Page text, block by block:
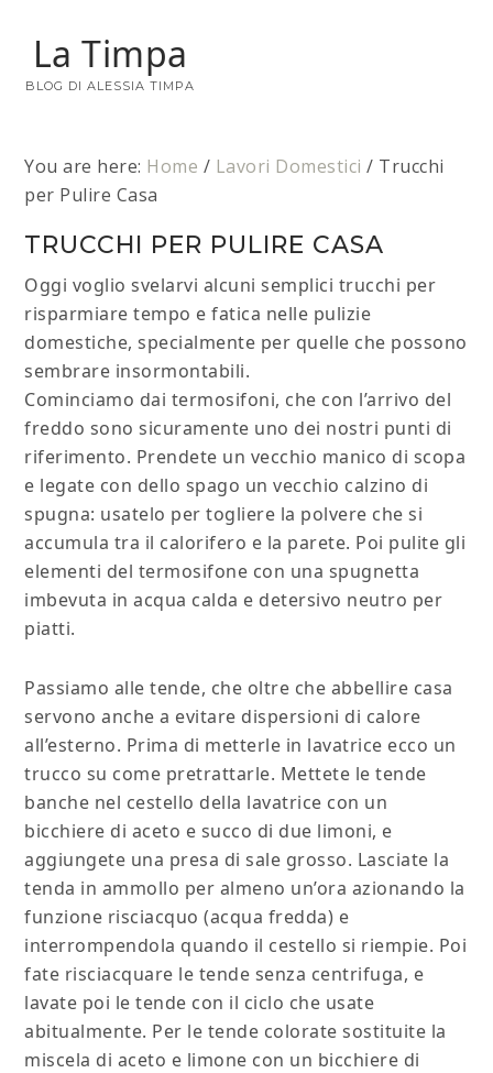
La Timpa
BLOG DI ALESSIA TIMPA
You are here: Home / Lavori Domestici / Trucchi
per Pulire Casa
TRUCCHI PER PULIRE CASA
Oggi voglio svelarvi alcuni semplici trucchi per
risparmiare tempo e fatica nelle pulizie
domestiche, specialmente per quelle che possono
sembrare insormontabili.
Cominciamo dai termosifoni, che con l’arrivo del
freddo sono sicuramente uno dei nostri punti di
riferimento. Prendete un vecchio manico di scopa
e legate con dello spago un vecchio calzino di
spugna: usatelo per togliere la polvere che si
accumula tra il calorifero e la parete. Poi pulite gli
elementi del termosifone con una spugnetta
imbevuta in acqua calda e detersivo neutro per
piatti.
Passiamo alle tende, che oltre che abbellire casa
servono anche a evitare dispersioni di calore
all’esterno. Prima di metterle in lavatrice ecco un
trucco su come pretrattarle. Mettete le tende
banche nel cestello della lavatrice con un
bicchiere di aceto e succo di due limoni, e
aggiungete una presa di sale grosso. Lasciate la
tenda in ammollo per almeno un’ora azionando la
funzione risciacquo (acqua fredda) e
interrompendola quando il cestello si riempie. Poi
fate risciacquare le tende senza centrifuga, e
lavate poi le tende con il ciclo che usate
abitualmente. Per le tende colorate sostituite la
miscela di aceto e limone con un bicchiere di